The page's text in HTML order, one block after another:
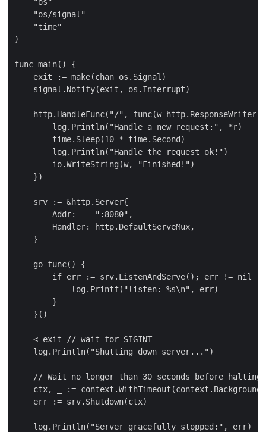
    "os/signal"
    "time"
)
func main() {
    exit := make(chan os.Signal)
    signal.Notify(exit, os.Interrupt)
http.HandleFunc("/", func(w http.ResponseWriter,
        log.Println("Handle a new request:", *r)
        time.Sleep(10 * time.Second)
        log.Println("Handle the request ok!")
        io.WriteString(w, "Finished!")
    })
    srv := &http.Server{
        Addr:    ":8080",
        Handler: http.DefaultServeMux,
    }
    go func() {
        if err := srv.ListenAndServe(); err != nil {
            log.Printf("listen: %s\n", err)
        }
    }()
    <-exit // wait for SIGINT
    log.Println("Shutting down server...")
    // Wait no longer than 30 seconds before halting
ctx, _ :=
    err := srv.Shutdown(ctx)
    log.Println("Server gracefully stopped:", err)